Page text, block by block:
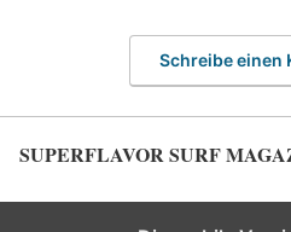
Schreibe einen
SUPERFLAVOR SURF